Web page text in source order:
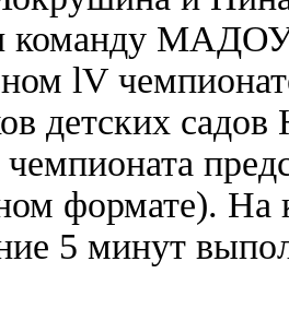
команду
lV
детских садов
формате).
5 минут